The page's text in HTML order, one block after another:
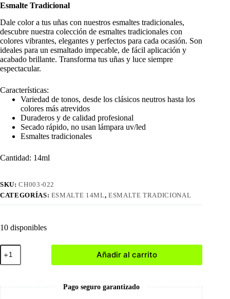
era:
S/6.00.
es:
S/5.40.
Esmalte Tradicional
Dale color a tus uñas con nuestros esmaltes tradicionales,
descubre nuestra colección de esmaltes tradicionales con
colores vibrantes, elegantes y perfectos para cada ocasión. Son
ideales para un esmaltado impecable, de fácil aplicación y
acabado brillante. Transforma tus uñas y luce siempre
espectacular.
Características:
Variedad de tonos, desde los clásicos neutros hasta los
colores más atrevidos
Duraderos y de calidad profesional
Secado rápido, no usan lámpara uv/led
Esmaltes tradicionales
Cantidad: 14ml
SKU:CH003-022
CATEGORÍAS: ESMALTE 14ML, ESMALTE TRADICIONAL
10 disponibles
022
Esmalte
Tradicional
Añadir al carrito
Pago seguro garantizado